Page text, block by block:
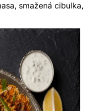
smažená cibulka,